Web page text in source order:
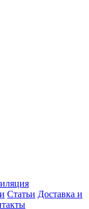
Статьи Доставка и